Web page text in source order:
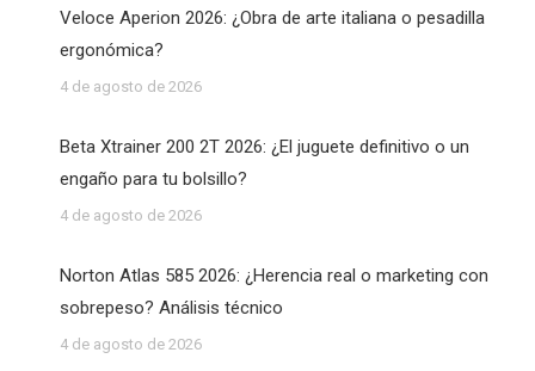
Veloce Aperion 2026: ¿Obra de arte italiana o pesadilla
ergonómica?
4 de agosto de 2026
Beta Xtrainer 200 2T 2026: ¿El juguete definitivo o un
engaño para tu bolsillo?
4 de agosto de 2026
Norton Atlas 585 2026: ¿Herencia real o marketing con
sobrepeso? Análisis técnico
4 de agosto de 2026